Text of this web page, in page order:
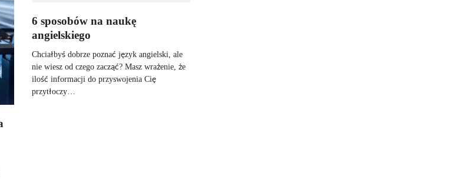
6 sposobów na naukę
angielskiego
Chciałbyś dobrze poznać język angielski, ale
nie wiesz od czego zacząć? Masz wrażenie, że
ilość informacji do przyswojenia Cię
przytłoczy…